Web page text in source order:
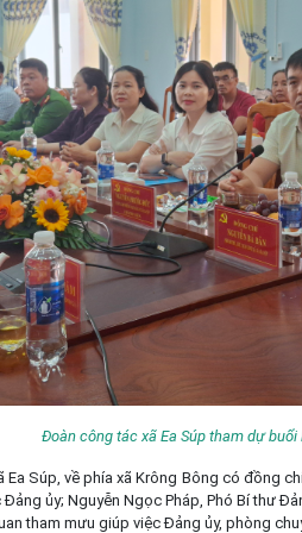
Đoàn công tác xã Ea Súp tham dự buổi
Súp, về phía xã Krông Bông có đồng
ủy; Nguyễn Ngọc Pháp, Phó Bí thư
tham mưu giúp việc Đảng ủy, phòng